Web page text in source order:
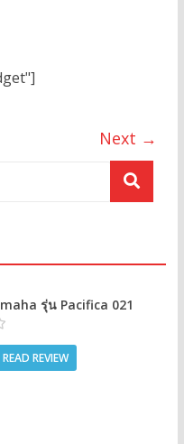
Next →
รุ่น Pacifica 021
READ REVIEW